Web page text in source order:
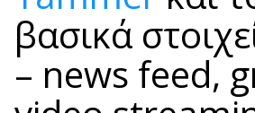
βασικά
– news feed,